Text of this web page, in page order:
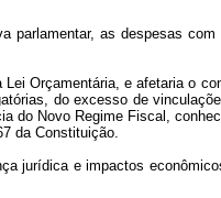
parlamentar, as despesas com
Orçamentária, e afetaria o
do excesso de
do Novo Regime Fiscal,
da Constituição.
jurídica e impactos